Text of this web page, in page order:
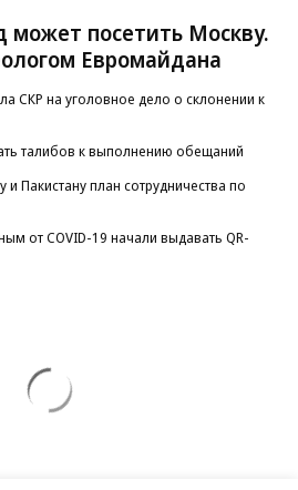
может посетить Москву.
Евромайдана
СКР на уголовное дело о склонении к
талибов к выполнению обещаний
Пакистану план сотрудничества по
от COVID-19 начали выдавать QR-